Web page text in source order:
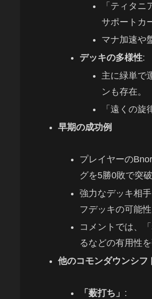
「ティタ
サポートカ
マナ加速や
デッキの多様性:
主に緑単で
ンも存在。
「遠くの
早期の成功例
プレイヤーの
グを5勝0敗で突破
強力なデッキ相
フデッキの可能性
コメントでは、
るなどの有用性を
他のコモンダウンシフ
「薮打ち」 :